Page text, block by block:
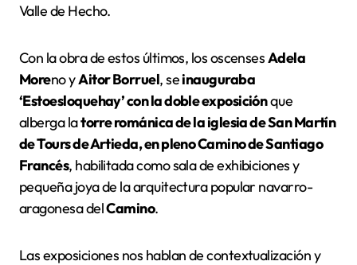
Valle de Hecho.
Con la obra de estos últimos, los oscensesAdela
Moreno yAitor Borruel, seinauguraba
‘Estoesloquehay’ con la doble exposiciónque
alberga latorre románica de la iglesia de San Martín
de Tours de Artieda, en pleno Camino de Santiago
Francés, habilitada como sala de exhibiciones y
pequeña joya de la arquitectura popular navarro-
aragonesa delCamino.
Las exposiciones nos hablan de contextualización y